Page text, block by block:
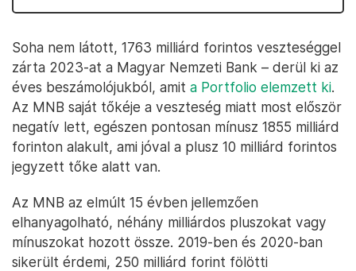
Soha nem látott, 1763 milliárd forintos veszteséggel
zárta 2023-at a Magyar Nemzeti Bank – derül ki az
éves beszámolójukból, amit a Portfolio elemzett ki.
Az MNB saját tőkéje a veszteség miatt most először
negatív lett, egészen pontosan mínusz 1855 milliárd
forinton alakult, ami jóval a plusz 10 milliárd forintos
jegyzett tőke alatt van.
Az MNB az elmúlt 15 évben jellemzően
elhanyagolható, néhány milliárdos pluszokat vagy
mínuszokat hozott össze. 2019-ben és 2020-ban
sikerült érdemi, 250 milliárd forint fölötti